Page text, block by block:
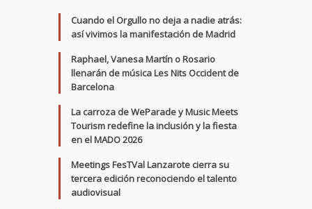
Cuando el Orgullo no deja a nadie atrás:
así vivimos la manifestación de Madrid
Raphael, Vanesa Martín o Rosario
llenarán de música Les Nits Occident de
Barcelona
La carroza de WeParade y Music Meets
Tourism redefine la inclusión y la fiesta
en el MADO 2026
Meetings FesTVal Lanzarote cierra su
tercera edición reconociendo el talento
audiovisual